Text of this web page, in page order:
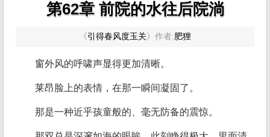
第62章 前院的水往后院淌
《引得春风度玉关》 作者:肥狸
窗外风的呼啸声显得更加清晰。
莱昂脸上的表情，在那一瞬间凝固了。
那是一种近乎孩童般的、毫无防备的震惊。